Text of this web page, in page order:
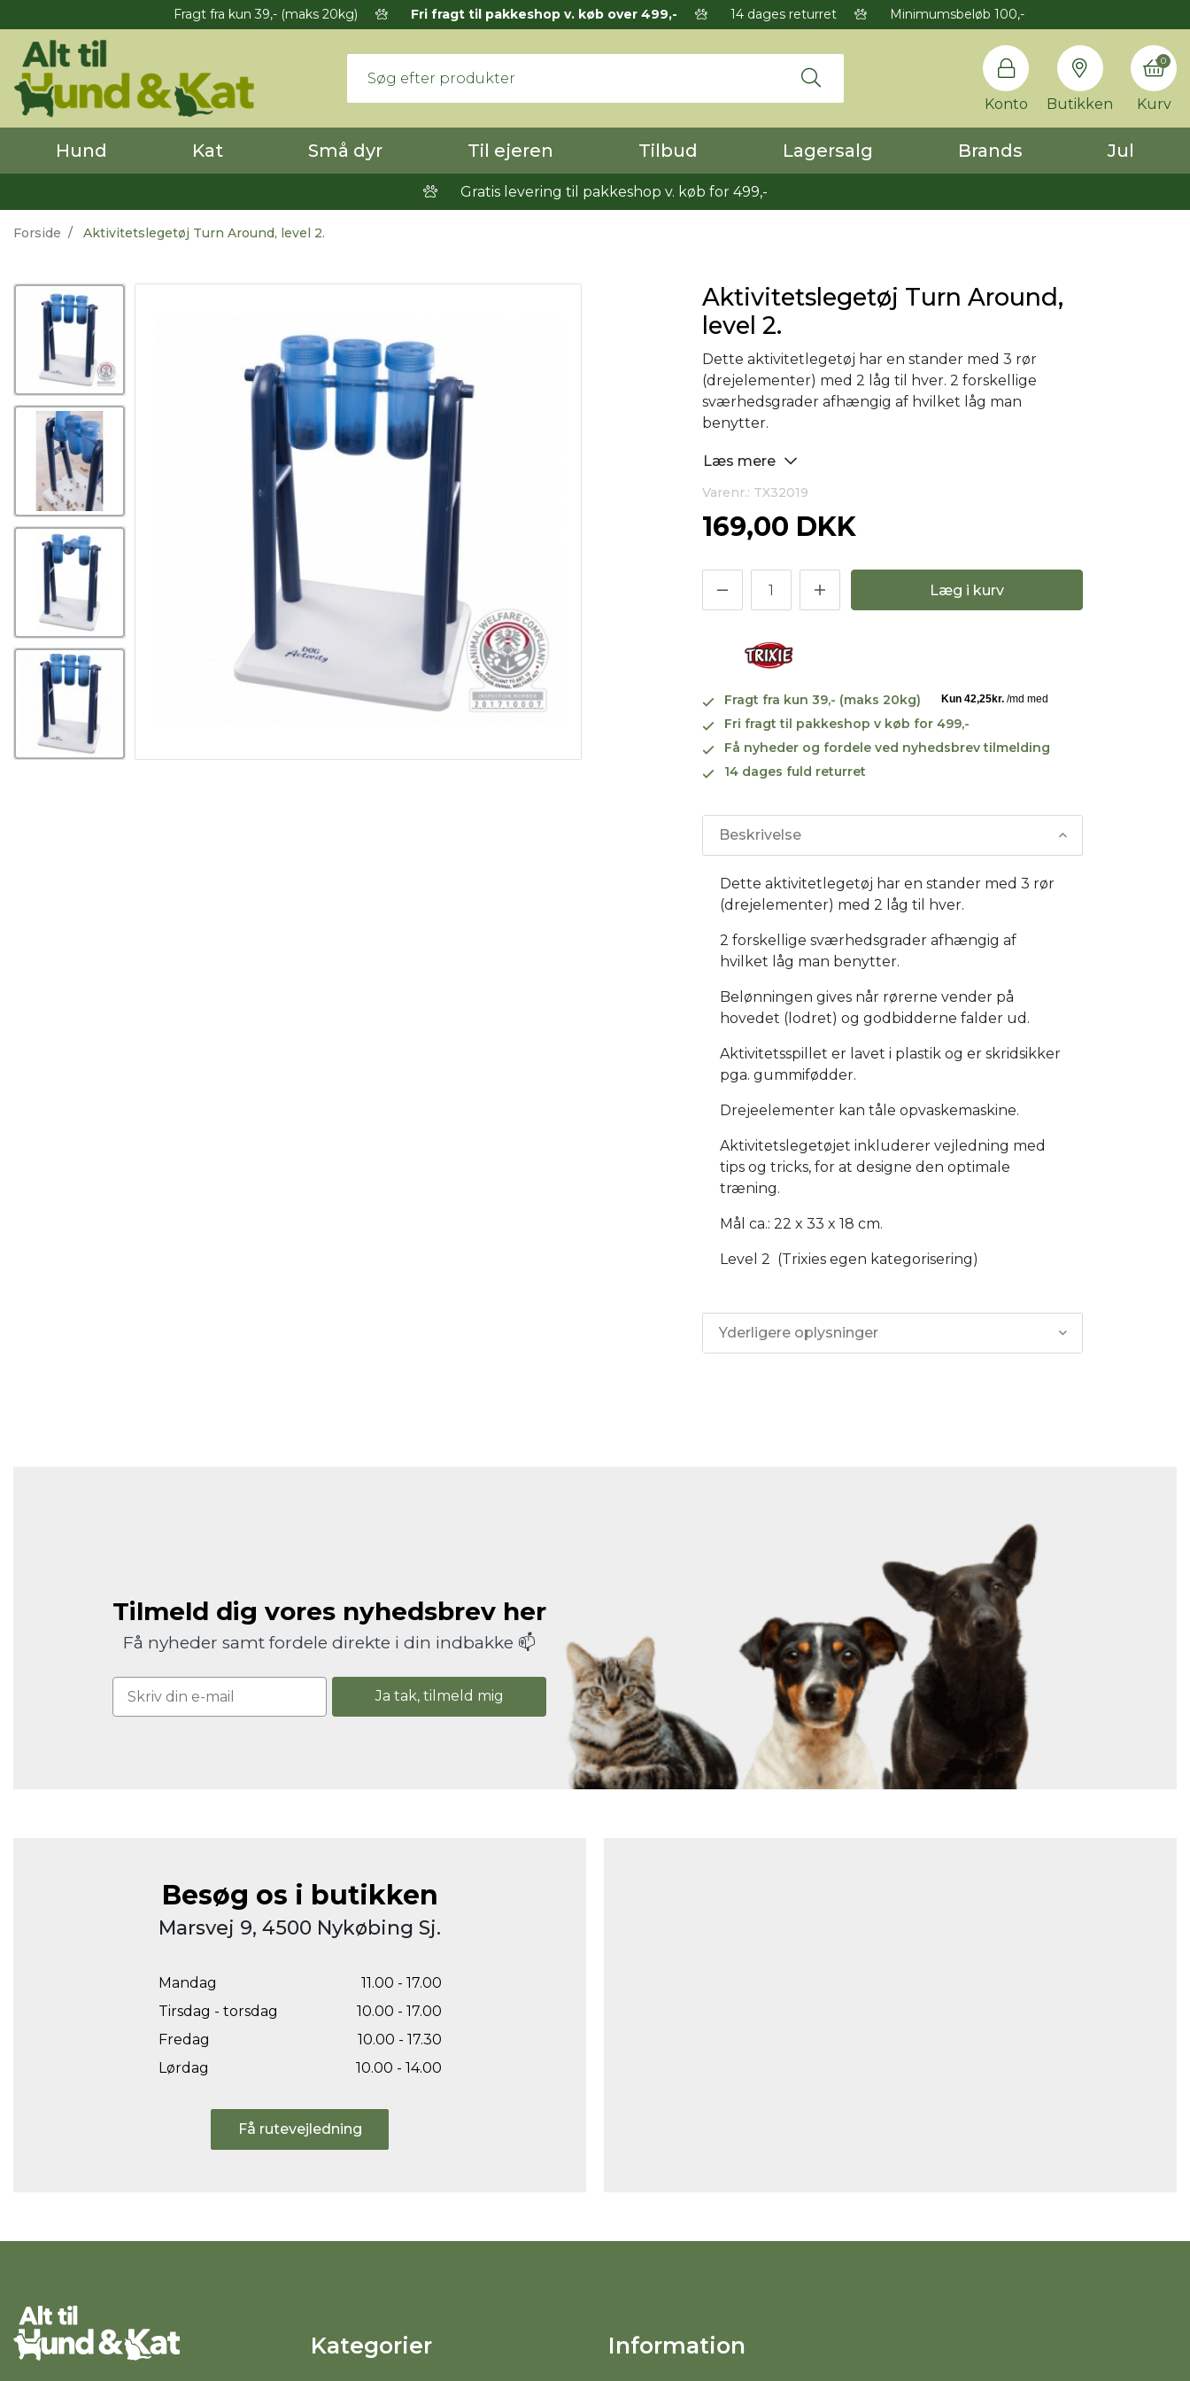
Fragt fra kun 39,- (maks 20kg) Fri fragt til pakkeshop v. køb over 499,- 14 dages returret Minimumsbeløb 100,-
Konto Butikken Kurv
0
Hund Kat Små dyr Til ejeren Tilbud Lagersalg Brands Jul
Gratis levering til pakkeshop v. køb for 499,-
Forside Aktivitetslegetøj Turn Around, level 2.
Aktivitetslegetøj Turn Around,
level 2.
Dette aktivitetlegetøj har en stander med 3 rør
(drejelementer) med 2 låg til hver. 2 forskellige
sværhedsgrader afhængig af hvilket låg man
benytter.
Læs mere
Varenr.: TX32019
169,00 DKK
Læg i kurv
Fragt fra kun 39,- (maks 20kg)
Fri fragt til pakkeshop v køb for 499,-
Få nyheder og fordele ved nyhedsbrev tilmelding
14 dages fuld returret
Beskrivelse
Dette aktivitetlegetøj har en stander med 3 rør
(drejelementer) med 2 låg til hver.
2 forskellige sværhedsgrader afhængig af
hvilket låg man benytter.
Belønningen gives når rørerne vender på
hovedet (lodret) og godbidderne falder ud.
Aktivitetsspillet er lavet i plastik og er skridsikker
pga. gummifødder.
Drejeelementer kan tåle opvaskemaskine.
Aktivitetslegetøjet inkluderer vejledning med
tips og tricks, for at designe den optimale
træning.
Mål ca.: 22 x 33 x 18 cm.
Level 2 (Trixies egen kategorisering)
Yderligere oplysninger
Tilmeld dig vores nyhedsbrev her
Få nyheder samt fordele direkte i din indbakke 📫
Ja tak, tilmeld mig
Besøg os i butikken
Marsvej 9, 4500 Nykøbing Sj.
Mandag
11.00 - 17.00
Tirsdag - torsdag
10.00 - 17.00
Fredag
10.00 - 17.30
Lørdag
10.00 - 14.00
Få rutevejledning
Kategorier Information